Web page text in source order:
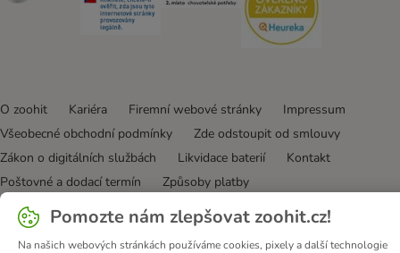
O zoohit Kariéra Firemní webové stránky
Impressum
Všeobecné obchodní podmínky
Zde odstoupit od smlouvy
Zákon o digitálních službách
Likvidace baterií
Kontakt
Poštovné a dodací termín
Způsoby platby
Partnerský program
Ochrana osobních údajů
Ochrana osobních údajů
Prohlášení o přístupnosti
Pomozte nám zlepšovat zoohit.cz!
Na našich webových stránkách používáme cookies, pixely a další technologie